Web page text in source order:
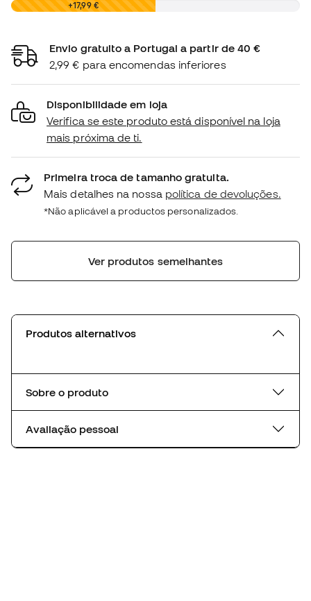
0,00 € +17,99 €
Envio gratuito a Portugal a partir de 40 €
2,99 € para encomendas inferiores
Disponibilidade em loja
Verifica se este produto está disponível na loja
mais próxima de ti.
Primeira troca de tamanho gratuita.
Mais detalhes na nossa política de devoluções.
*Não aplicável a productos personalizados.
Ver produtos semelhantes
Produtos alternativos
Sobre o produto
Avaliação pessoal